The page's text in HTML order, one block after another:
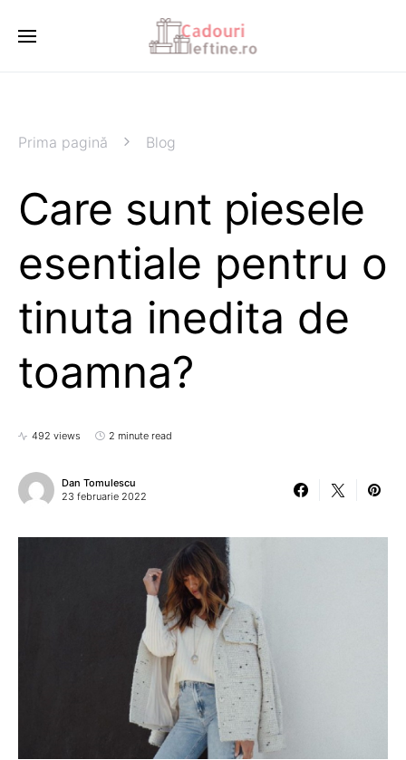
Prima pagină Blog
Care sunt piesele
esentiale pentru o
tinuta inedita de
toamna?
492 views 2 minute read
Dan Tomulescu
23 februarie 2022